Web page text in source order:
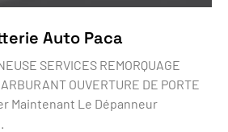
Auto Paca
SERVICES REMORQUAGE
OUVERTURE DE PORTE
Maintenant Le Dépanneur